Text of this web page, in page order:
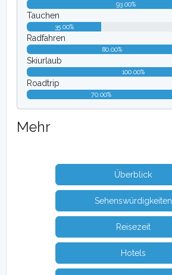
93.00%
Tauchen
35.00%
Radfahren
80.00%
Skiurlaub
100.00%
Roadtrip
70.00%
Mehr
Überblick
Sehenswürdigkeiten
Reisezeit
Hotels